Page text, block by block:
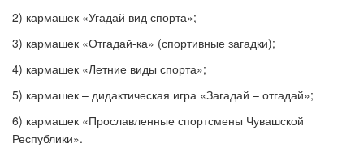
2) кармашек «Угадай вид спорта»;
3) кармашек «Отгадай-ка» (спортивные загадки);
4) кармашек «Летние виды спорта»;
5) кармашек – дидактическая игра «Загадай – отгадай»;
6) кармашек «Прославленные спортсмены Чувашской
Республики».